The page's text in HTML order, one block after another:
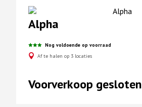
Alpha
Nog voldoende op voorraad
Af te halen op 3 locaties
Voorverkoop gesloten